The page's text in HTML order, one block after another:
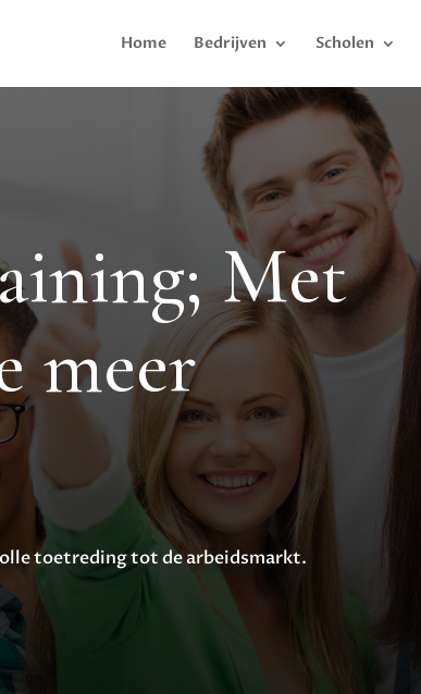
Home Bedrijven Scholen
Met
meer
toetreding tot de arbeidsmarkt.